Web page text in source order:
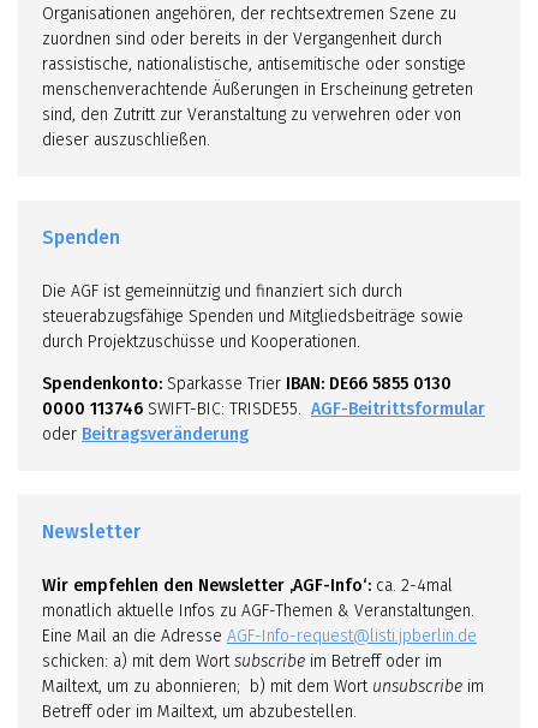
Organisationen angehören, der rechtsextremen Szene zu
zuordnen sind oder bereits in der Vergangenheit durch
rassistische, nationalistische, antisemitische oder sonstige
menschenverachtende Äußerungen in Erscheinung getreten
sind, den Zutritt zur Veranstaltung zu verwehren oder von
dieser auszuschließen.
Spenden
Die AGF ist gemeinnützig und finanziert sich durch
steuerabzugsfähige Spenden und Mitgliedsbeiträge sowie
durch Projektzuschüsse und Kooperationen.
Spendenkonto: Sparkasse Trier IBAN: DE66 5855 0130
0000 113746 SWIFT-BIC: TRISDE55. AGF-Beitrittsformular
oder Beitragsveränderung
Newsletter
Wir empfehlen den Newsletter ‚AGF-Info‘: ca. 2-4mal
monatlich aktuelle Infos zu AGF-Themen & Veranstaltungen.
Eine Mail an die Adresse AGF-Info-request@listi.jpberlin.de
schicken: a) mit dem Wortsubscribe im Betreff oder im
Mailtext, um zu abonnieren; b) mit dem Wort unsubscribe im
Betreff oder im Mailtext, um abzubestellen.